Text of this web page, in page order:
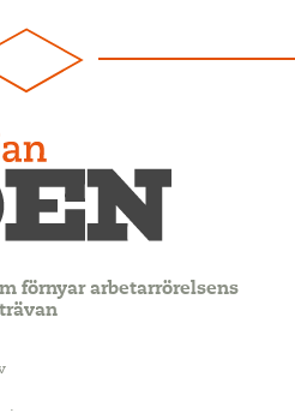
förnyar arbetarrörelsens